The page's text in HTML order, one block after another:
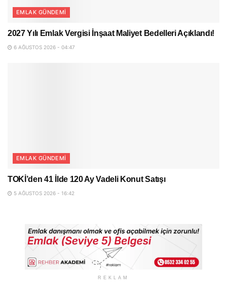
EMLAK GÜNDEMI
2027 Yılı Emlak Vergisi İnşaat Maliyet Bedelleri Açıklandı!
6 AĞUSTOS 2026 - 04:47
EMLAK GÜNDEMI
TOKİ’den 41 İlde 120 Ay Vadeli Konut Satışı
5 AĞUSTOS 2026 - 16:42
REKLAM